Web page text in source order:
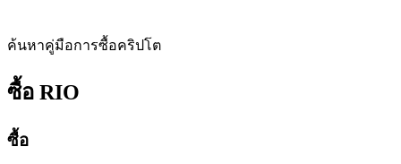
ค้นหาคู่มือการซื้อคริปโต
ซื้อ RIO
ซื้อ